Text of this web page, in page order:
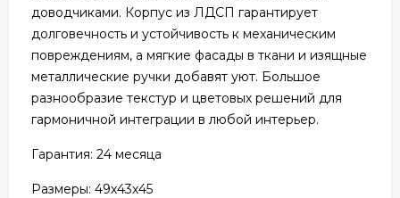
доводчиками. Корпус из ЛДСП гарантирует
долговечность и устойчивость к механическим
повреждениям, а мягкие фасады в ткани и изящные
металлические ручки добавят уют. Большое
разнообразие текстур и цветовых решений для
гармоничной интеграции в любой интерьер.
Гарантия: 24 месяца
Размеры: 49х43х45